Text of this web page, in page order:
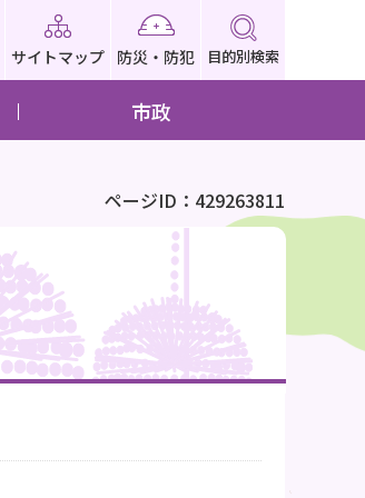
サイトマップ 防災・防犯 目的別検索
市政
ページID：429263811